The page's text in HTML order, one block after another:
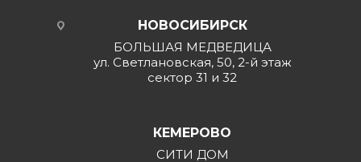
НОВОСИБИРСК
БОЛЬШАЯ МЕДВЕДИЦА
ул. Светлановская, 50, 2-й этаж
сектор 31 и 32
КЕМЕРОВО
СИТИ ДОМ